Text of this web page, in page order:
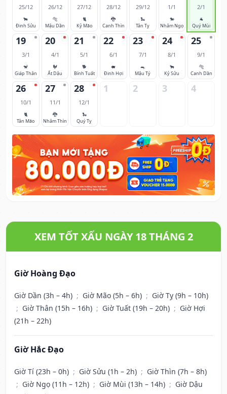
25/12
🐂
Đinh Sửu
26/12
🐅
Mậu Dần
27/12
🐈
Kỷ Mão
28/12
🐉
Canh Thìn
29/12
🐍
Tân Tỵ
1/1
🐎
Nhâm Ngọ
2/1
🐐
Quý Mùi
19
3/1
🐒
Giáp Thân
20
4/1
🐓
Ất Dậu
21
5/1
🐕
Bính Tuất
22
6/1
🐖
Đinh Hợi
23
7/1
🐀
Mậu Tý
24
8/1
🐂
Kỷ Sửu
25
9/1
🐅
Canh Dần
26
10/1
🐈
Tân Mão
27
11/1
🐉
Nhâm Thìn
28
12/1
🐍
Quý Tỵ
1 2 3 4
XEM TỐT XẤU NGÀY 18 THÁNG 2
Giờ Hoàng Đạo
Giờ Dần (3h – 4h) ; Giờ Mão (5h – 6h) ; Giờ Tỵ (9h – 10h)
; Giờ Thân (15h – 16h) ; Giờ Tuất (19h – 20h) ; Giờ Hợi
(21h – 22h)
Giờ Hắc Đạo
Giờ Tí (23h – 0h) ; Giờ Sửu (1h – 2h) ; Giờ Thìn (7h – 8h)
; Giờ Ngọ (11h – 12h) ; Giờ Mùi (13h – 14h) ; Giờ Dậu